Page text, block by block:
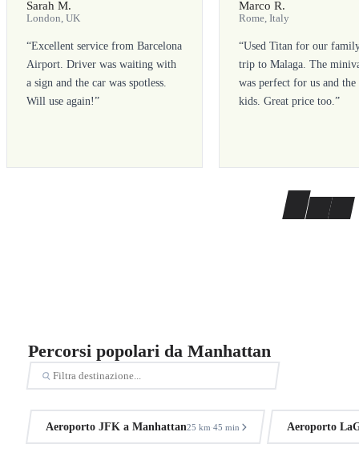
Sarah M.
London, UK
“Excellent service from Barcelona
Airport. Driver was waiting with
a sign and the car was spotless.
Will use again!”
Marco R.
Rome, Italy
“Used Titan for our
trip to Malaga. The
was perfect for us and the
kids. Great price too.”
Percorsi popolari da Manhattan
Aeroporto JFK a Manhattan25 km·45 min Aeroporto